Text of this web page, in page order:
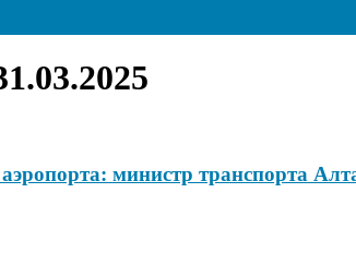
министр транспорта